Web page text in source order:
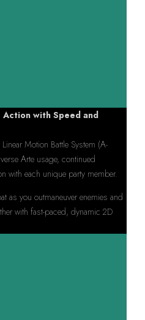
with Speed and
Motion Battle System (A-
Arte usage, continued
with each unique party member.
as you outmaneuver enemies and
with fast-paced, dynamic 2D